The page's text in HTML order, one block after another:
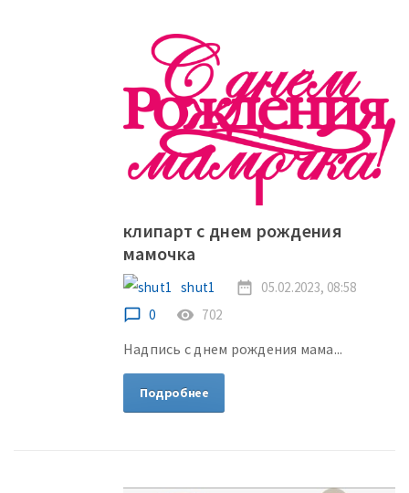
клипарт с днем рождения
мамочка
shut1 date_range 05.02.2023, 08:58
chat_bubble_outline 0 remove_red_eye 702
Надпись с днем рождения мама...
Подробнее